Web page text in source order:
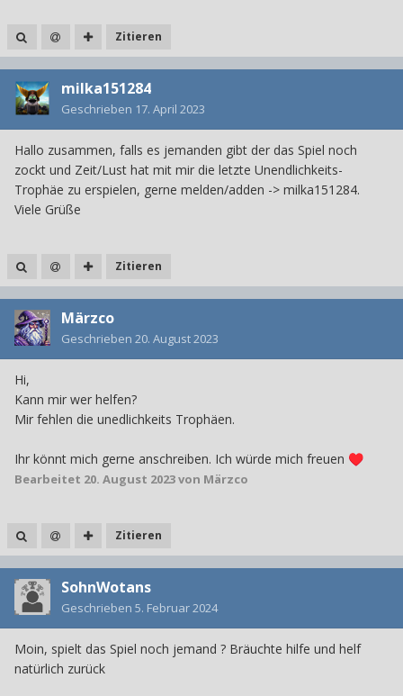
Zitieren
milka151284
Geschrieben 17. April 2023
Hallo zusammen, falls es jemanden gibt der das Spiel noch
zockt und Zeit/Lust hat mit mir die letzte Unendlichkeits-
Trophäe zu erspielen, gerne melden/adden -> milka151284.
Viele Grüße
Zitieren
Märzco
Geschrieben 20. August 2023
Hi,
Kann mir wer helfen?
Mir fehlen die unedlichkeits Trophäen.
Ihr könnt mich gerne anschreiben. Ich würde mich freuen ♥️
Bearbeitet 20. August 2023von Märzco
Zitieren
SohnWotans
Geschrieben 5. Februar 2024
Moin, spielt das Spiel noch jemand ? Bräuchte hilfe und helf
natürlich zurück